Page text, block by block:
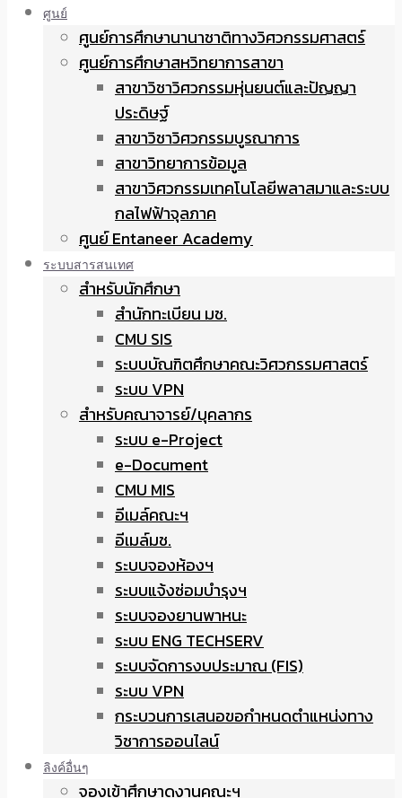
ศูนย์
ศูนย์การศึกษานานาชาติทางวิศวกรรมศาสตร์
ศูนย์การศึกษาสหวิทยาการสาขา
สาขาวิชาวิศวกรรมหุ่นยนต์และปัญญา
ประดิษฐ์
สาขาวิชาวิศวกรรมบูรณาการ
สาขาวิทยาการข้อมูล
สาขาวิศวกรรมเทคโนโลยีพลาสมาและระบบ
กลไฟฟ้าจุลภาค
ศูนย์ Entaneer Academy
ระบบสารสนเทศ
สำหรับนักศึกษา
สำนักทะเบียน มช.
CMU SIS
ระบบบัณฑิตศึกษาคณะวิศวกรรมศาสตร์
ระบบ VPN
สำหรับคณาจารย์/บุคลากร
ระบบ e-Project
e-Document
CMU MIS
อีเมล์คณะฯ
อีเมล์มช.
ระบบจองห้องฯ
ระบบแจ้งซ่อมบำรุงฯ
ระบบจองยานพาหนะ
ระบบ ENG TECHSERV
ระบบจัดการงบประมาณ (FIS)
ระบบ VPN
กระบวนการเสนอขอกำหนดตำแหน่งทาง
วิชาการออนไลน์
ลิงค์อื่นๆ
จองเข้าศึกษาดูงานคณะฯ